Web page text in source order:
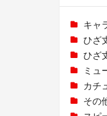
キャ
ひざ
ひざ
ミュ
カチ
その